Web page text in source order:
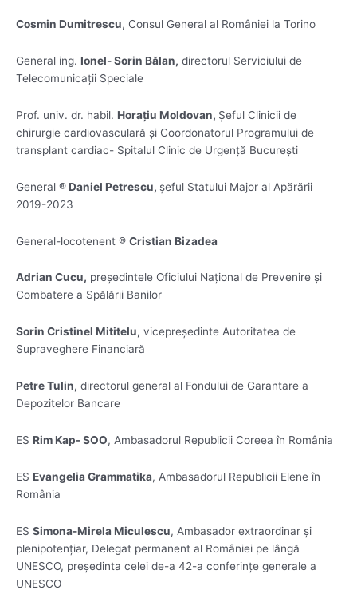
Cosmin Dumitrescu, Consul General al României la Torino
General ing. Ionel- Sorin Bălan, directorul Serviciului de
Telecomunicații Speciale
Prof. univ. dr. habil. Horațiu Moldovan, Șeful Clinicii de
chirurgie cardiovasculară și Coordonatorul Programului de
transplant cardiac- Spitalul Clinic de Urgență București
General ®Daniel Petrescu, șeful Statului Major al Apărării
2019-2023
General-locotenent ® Cristian Bizadea
Adrian Cucu, președintele Oficiului Național de Prevenire și
Combatere a Spălării Banilor
Sorin Cristinel Mititelu, vicepreședinte Autoritatea de
Supraveghere Financiară
Petre Tulin, directorul general al Fondului de Garantare a
Depozitelor Bancare
ES Rim Kap- SOO, Ambasadorul Republicii Coreea în România
ES Evangelia Grammatika, Ambasadorul Republicii Elene în
România
ES Simona-Mirela Miculescu, Ambasador extraordinar și
plenipotențiar, Delegat permanent al României pe lângă
UNESCO, președinta celei de-a 42-a conferințe generale a
UNESCO